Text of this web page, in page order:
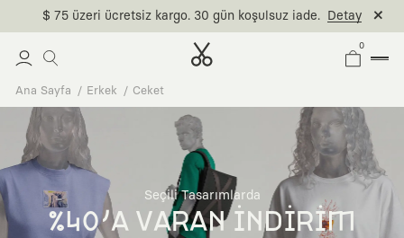
$ 75 üzeri ücretsiz kargo. 30 gün koşulsuz iade. Detay
0
Ana Sayfa Erkek Ceket
Seçili Tasarımlarda
%40'A VARAN İNDİRİM